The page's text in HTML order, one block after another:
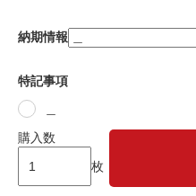
納期情報
特記事項
購入数
枚